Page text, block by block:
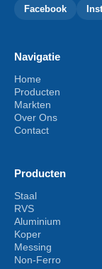
Facebook
Navigatie
Home
Producten
Markten
Over Ons
Contact
Producten
Staal
RVS
Aluminium
Koper
Messing
Non-Ferro